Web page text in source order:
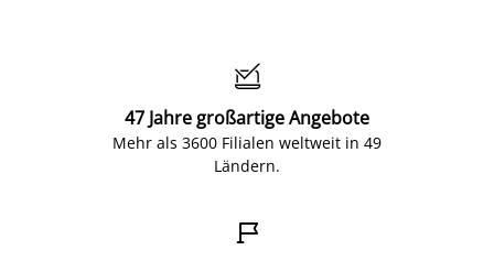

47 Jahre großartige Angebote
Mehr als 3600 Filialen weltweit in 49
Ländern.
